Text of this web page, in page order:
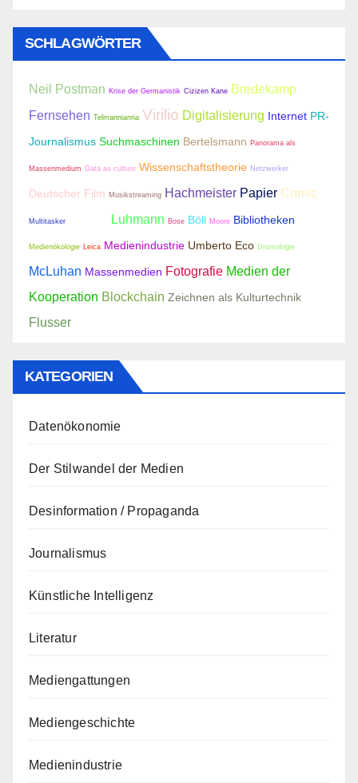
SCHLAGWÖRTER
Neil Postman Krise der Germanistik Cizizen Kane Bredekamp
Fernsehen Telmannianna Virilio Digitalisierung Internet PR-
Journalismus Suchmaschinen Bertelsmann Panorama als
Massenmedium Data as culture Wissenschaftstheorie Netzwerker
Deutscher Film Musikstreaming Hachmeister Papier Comic
Multitasker Luhmann Bose Böll Moore Bibliotheken
Medienökologie Leica Medienindustrie Umberto Eco Dromologie
McLuhan Massenmedien Fotografie Medien der
Kooperation Blockchain Zeichnen als Kulturtechnik
Flusser
KATEGORIEN
Datenökonomie
Der Stilwandel der Medien
Desinformation / Propaganda
Journalismus
Künstliche Intelligenz
Literatur
Mediengattungen
Mediengeschichte
Medienindustrie